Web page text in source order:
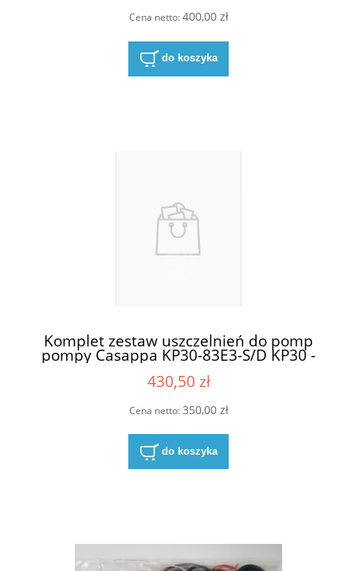
Cena netto:400,00 zł
do koszyka
Komplet zestaw uszczelnień do pomp
pompy Casappa KP30-83E3-S/D KP30 -
430,50 zł
Cena netto:350,00 zł
do koszyka